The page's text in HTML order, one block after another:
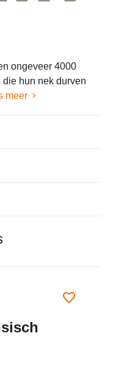
ongeveer 4000
hun nek durven
meer